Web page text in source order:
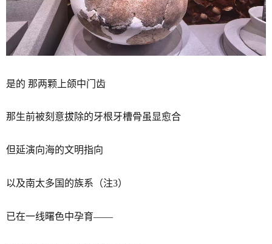
是的 那两颗上颌中门齿
那生前被刻意拔除的牙根牙槽骨虽显愈合
但延演向海的文明指向
以及南太多国的族系（注3）
已在一线曙色中孕育——